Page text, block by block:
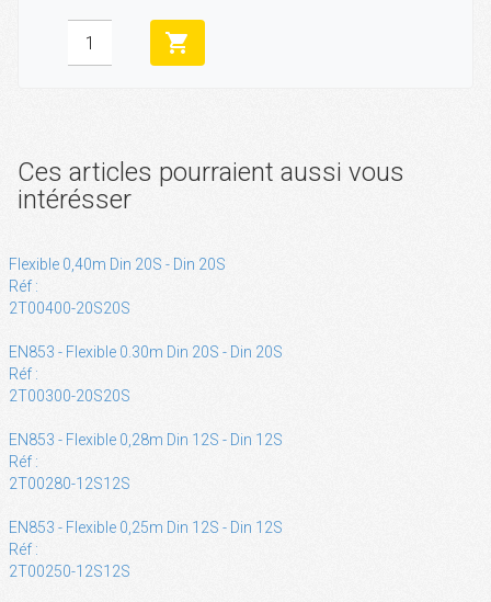
shopping_cart
Ces articles pourraient aussi vous
intérésser
Flexible 0,40m Din 20S - Din 20S
Réf :
2T00400-20S20S
EN853 - Flexible 0.30m Din 20S - Din 20S
Réf :
2T00300-20S20S
EN853 - Flexible 0,28m Din 12S - Din 12S
Réf :
2T00280-12S12S
EN853 - Flexible 0,25m Din 12S - Din 12S
Réf :
2T00250-12S12S